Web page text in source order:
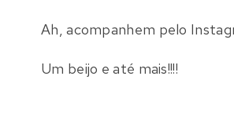
Ah, acompanhem pelo
Um beijo e até mais!!!!